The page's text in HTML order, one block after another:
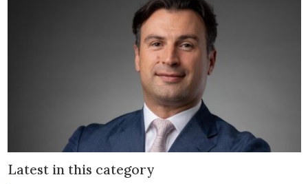
Latest in this category